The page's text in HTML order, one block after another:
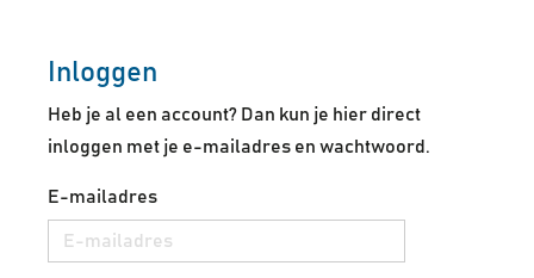
Inloggen
Heb je al een account? Dan kun je hier direct
inloggen met je e-mailadres en wachtwoord.
E-mailadres